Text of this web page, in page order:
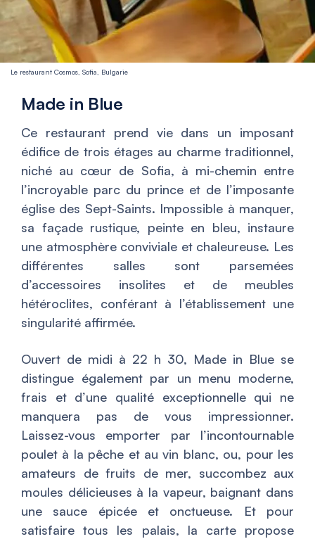
Le restaurant Cosmos, Sofia, Bulgarie
Made in Blue
Ce restaurant prend vie dans un imposant
édifice de trois étages au charme traditionnel,
niché au cœur de Sofia, à mi-chemin entre
l’incroyable parc du prince et de l’imposante
église des Sept-Saints. Impossible à manquer,
sa façade rustique, peinte en bleu, instaure
une atmosphère conviviale et chaleureuse. Les
différentes salles sont parsemées
d’accessoires insolites et de meubles
hétéroclites, conférant à l’établissement une
singularité affirmée.
Ouvert de midi à 22 h 30, Made in Blue se
distingue également par un menu moderne,
frais et d’une qualité exceptionnelle qui ne
manquera pas de vous impressionner.
Laissez-vous emporter par l’incontournable
poulet à la pêche et au vin blanc, ou, pour les
amateurs de fruits de mer, succombez aux
moules délicieuses à la vapeur, baignant dans
une sauce épicée et onctueuse. Et pour
satisfaire tous les palais, la carte propose